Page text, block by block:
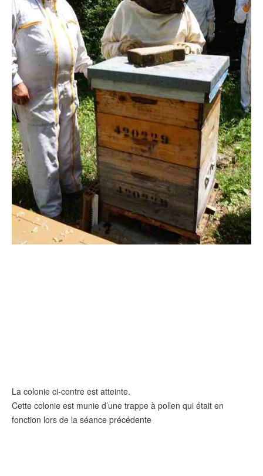
La colonie ci-contre est atteinte.
Cette colonie est munie d’une trappe à pollen qui était en
fonction lors de la séance précédente